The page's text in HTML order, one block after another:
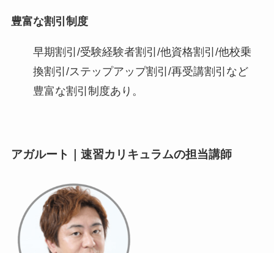
豊富な割引制度
早期割引/受験経験者割引/他資格割引/他校乗
換割引/ステップアップ割引/再受講割引など
豊富な割引制度あり。
アガルート｜速習カリキュラムの担当講師